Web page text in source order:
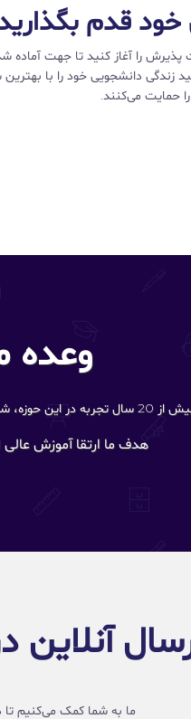
قدم
را آغاز کنید تا جهت آماده
زندگی دانشجویی خود را با
حمایت می‌کنند.
وعده
راهنمایی می‌کنند.
هدف ما ارتقا آموزش
ما به شما کمک می‌کنیم تا